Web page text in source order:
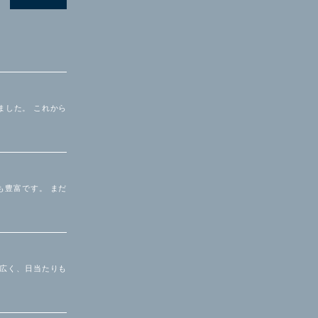
した。 これから
豊富です。 まだ
く、日当たりも